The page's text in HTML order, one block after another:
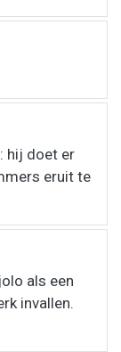
hij doet er
eruit te
als een
invallen.